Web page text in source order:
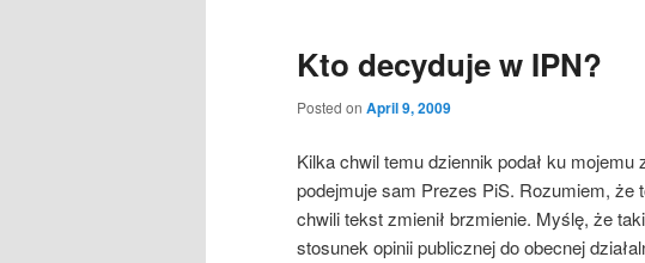
Kto decyduje w IPN?
Posted on April 9, 2009
Kilka chwil temu dziennik podał ku
podejmuje sam Prezes PiS. Rozumiem, że
chwili tekst zmienił brzmienie. Myślę, że
stosunek opinii publicznej do obecnej